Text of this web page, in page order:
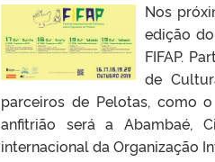
Nos
edição
FIFAP.
de
parceiros de Pelotas, como
anfitrião será a Abambaé,
internacional da Organização